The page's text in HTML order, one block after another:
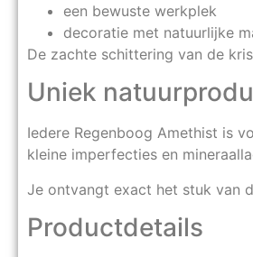
een bewuste werkplek
decoratie met natuurlijke
De zachte schittering van de
Uniek
Iedere Regenboog Amethist is
kleine imperfecties en
Je ontvangt exact het stuk van
Productdetails